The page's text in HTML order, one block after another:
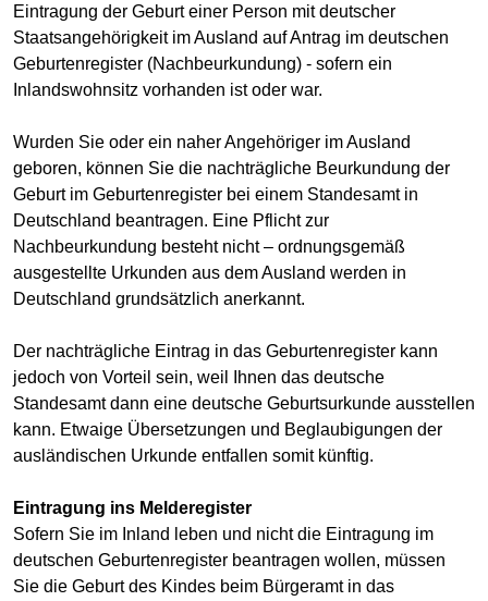
Eintragung der Geburt einer Person mit deutscher
Staatsangehörigkeit im Ausland auf Antrag im deutschen
Geburtenregister (Nachbeurkundung) - sofern ein
Inlandswohnsitz vorhanden ist oder war.
Wurden Sie oder ein naher Angehöriger im Ausland
geboren, können Sie die nachträgliche Beurkundung der
Geburt im Geburtenregister bei einem Standesamt in
Deutschland beantragen. Eine Pflicht zur
Nachbeurkundung besteht nicht – ordnungsgemäß
ausgestellte Urkunden aus dem Ausland werden in
Deutschland grundsätzlich anerkannt.
Der nachträgliche Eintrag in das Geburtenregister kann
jedoch von Vorteil sein, weil Ihnen das deutsche
Standesamt dann eine deutsche Geburtsurkunde ausstellen
kann. Etwaige Übersetzungen und Beglaubigungen der
ausländischen Urkunde entfallen somit künftig.
Eintragung ins Melderegister
Sofern Sie im Inland leben und nicht die Eintragung im
deutschen Geburtenregister beantragen wollen, müssen
Sie die Geburt des Kindes beim Bürgeramt in das